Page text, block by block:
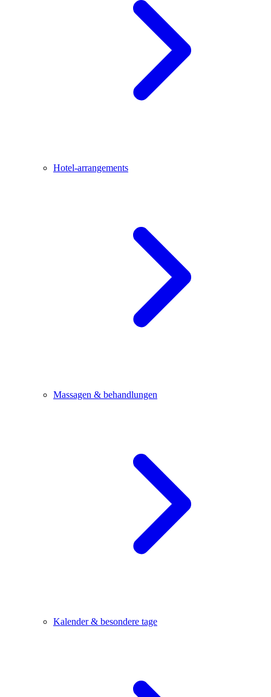
Hotel-arrangements
Massagen & behandlungen
Kalender & besondere tage